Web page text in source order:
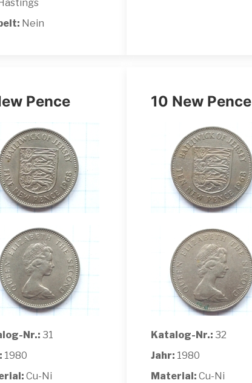
Nein
Pence
Nr.: 31
1980
Cu-Ni
10 New Pence
Katalog-Nr.: 32
Jahr: 1980
Material: Cu-Ni